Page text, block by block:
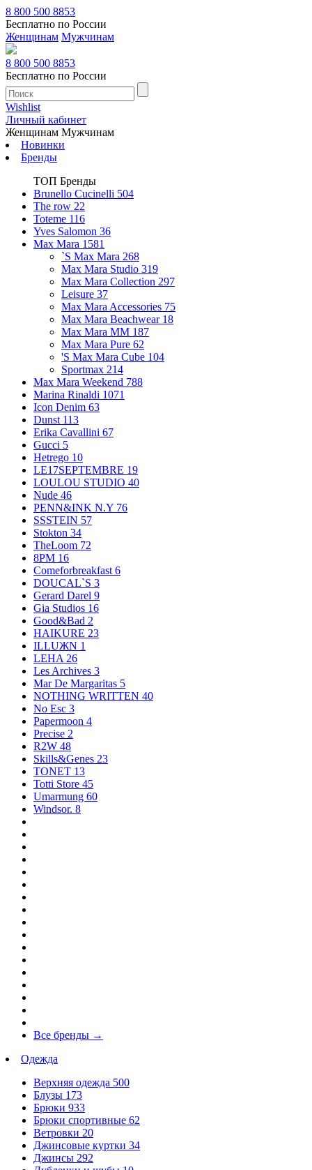
8 800 500 8853
Бесплатно по России
Женщинам Мужчинам
8 800 500 8853
Бесплатно по России
Wishlist
Личный кабинет
Женщинам Мужчинам
Новинки
Бренды
ТОП Бренды
Brunello Cucinelli 504
The row 22
Toteme 116
Yves Salomon 36
Max Mara 1581
`S Max Mara 268
Max Mara Studio 319
Max Mara Collection 297
Leisure 37
Max Mara Accessories 75
Max Mara Beachwear 18
Max Mara MM 187
Max Mara Pure 62
'S Max Mara Cube 104
Sportmax 214
Max Mara Weekend 788
Marina Rinaldi 1071
Icon Denim 63
Dunst 113
Erika Cavallini 67
Gucci 5
Hetrego 10
LE17SEPTEMBRE 19
LOULOU STUDIO 40
Nude 46
PENN&INK N.Y 76
SSSTEIN 57
Stokton 34
TheLoom 72
8PM 16
Comeforbreakfast 6
DOUCAL`S 3
Gerard Darel 9
Gia Studios 16
Good&Bad 2
HAIKURE 23
ILLUЖN 1
LEHA 26
Les Archives 3
Mar De Margaritas 5
NOTHING WRITTEN 40
No Esc 3
Papermoon 4
Precise 2
R2W 48
Skills&Genes 23
TONET 13
Totti Store 45
Umarmung 60
Windsor. 8
Все бренды →
Одежда
Верхняя одежда 500
Блузы 173
Брюки 933
Брюки спортивные 62
Ветровки 20
Джинсовые куртки 34
Джинсы 292